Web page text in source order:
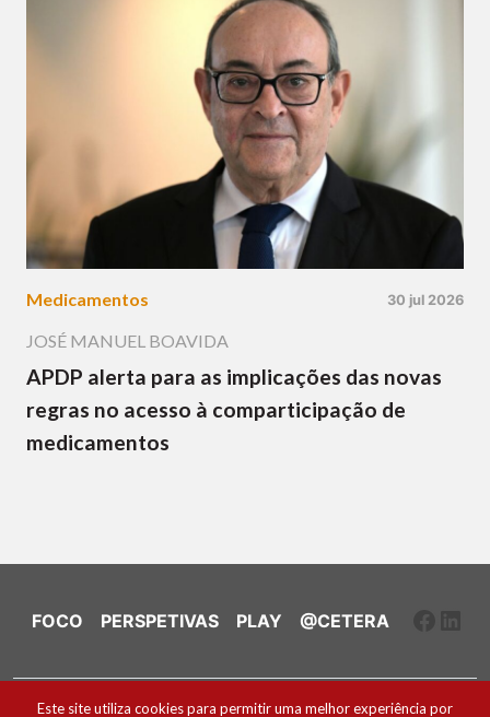
Medicamentos 30 jul 2026
JOSÉ MANUEL BOAVIDA
APDP alerta para as implicações das novas
regras no acesso à comparticipação de
medicamentos
FOCO PERSPETIVAS PLAY @CETERA
Ficha Técnica e Estatuto Editorial
Este site utiliza cookies para permitir uma melhor experiência por